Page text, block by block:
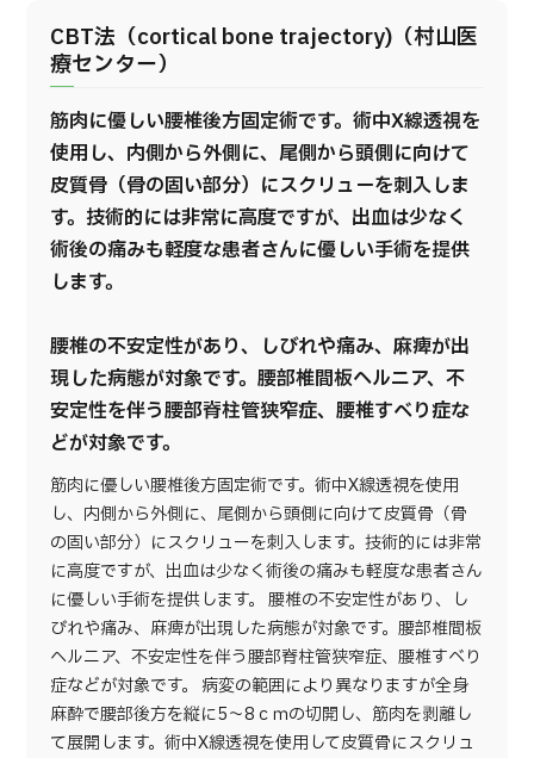
CBT法（cortical bone trajectory)（村山医
療センター）
筋肉に優しい腰椎後方固定術です。術中X線透視を
使用し、内側から外側に、尾側から頭側に向けて
皮質骨（骨の固い部分）にスクリューを刺入しま
す。技術的には非常に高度ですが、出血は少なく
術後の痛みも軽度な患者さんに優しい手術を提供
します。
腰椎の不安定性があり、しびれや痛み、麻痺が出
現した病態が対象です。腰部椎間板ヘルニア、不
安定性を伴う腰部脊柱管狭窄症、腰椎すべり症な
どが対象です。
筋肉に優しい腰椎後方固定術です。術中X線透視を使用
し、内側から外側に、尾側から頭側に向けて皮質骨（骨
の固い部分）にスクリューを刺入します。技術的には非常
に高度ですが、出血は少なく術後の痛みも軽度な患者さん
に優しい手術を提供します。 腰椎の不安定性があり、し
びれや痛み、麻痺が出現した病態が対象です。腰部椎間板
ヘルニア、不安定性を伴う腰部脊柱管狭窄症、腰椎すべり
症などが対象です。 病変の範囲により異なりますが全身
麻酔で腰部後方を縦に5～8ｃｍの切開し、筋肉を剥離し
て展開します。術中X線透視を使用して皮質骨にスクリュ